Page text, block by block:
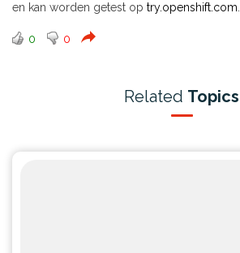
en kan worden getest op try.openshift.com.
0 0
Related Topics